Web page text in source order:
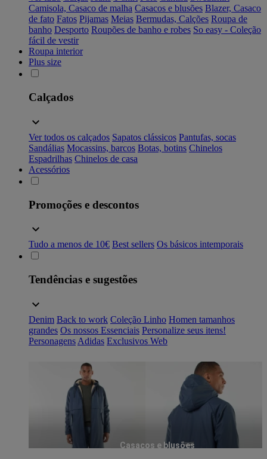
Camisola, Casaco de malha Casacos e blusões Blazer, Casaco
de fato Fatos Pijamas Meias Bermudas, Calções Roupa de
banho Desporto Roupões de banho e robes So easy - Coleção
fácil de vestir
Roupa interior
Plus size
Calçados
Ver todos os calçados Sapatos clássicos Pantufas, socas
Sandálias Mocassins, barcos Botas, botins Chinelos
Espadrilhas Chinelos de casa
Acessórios
Promoções e descontos
Tudo a menos de 10€ Best sellers Os básicos intemporais
Tendências e sugestões
Denim Back to work Coleção Linho Homen tamanhos
grandes Os nossos Essenciais Personalize seus itens!
Personagens Adidas Exclusivos Web
Casacos e blusões